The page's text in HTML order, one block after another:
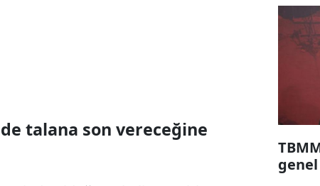
talana son vereceğine
genel